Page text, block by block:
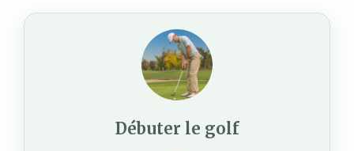
Débuter le golf